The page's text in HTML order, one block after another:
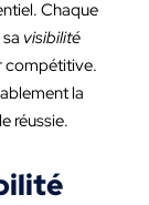
Chaque
visibilité
compétitive.
la
réussie.